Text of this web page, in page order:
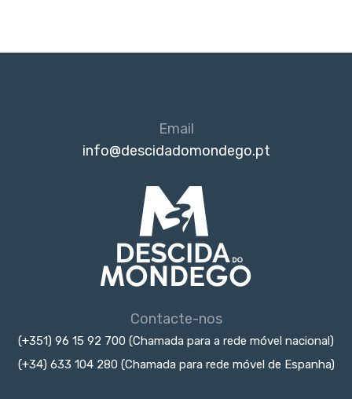
Email
info@descidadomondego.pt
Contacte-nos
(+351) 96 15 92 700 (Chamada para a rede móvel nacional)
(+34) 633 104 280 (Chamada para rede móvel de Espanha)